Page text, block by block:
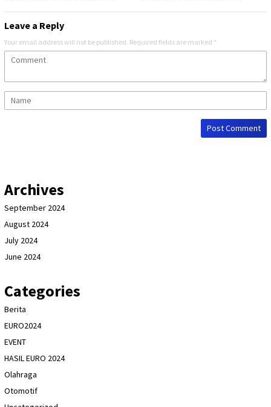
Leave a Reply
Your email address will not be published. Required fields are marked *
Archives
September 2024
August 2024
July 2024
June 2024
Categories
Berita
EURO2024
EVENT
HASIL EURO 2024
Olahraga
Otomotif